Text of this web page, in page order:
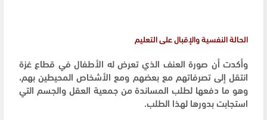
الحالة النفسية والإقبال على التعليم
وأكدت أن صورة العنف الذي تعرض له الأطفال في قطاع غزة
انتقل إلى تصرفاتهم مع بعضهم ومع الأشخاص المحيطين بهم،
وهو ما دفعها لطلب المساندة من جمعية العقل والجسم التي
استجابت بدورها لهذا الطلب.